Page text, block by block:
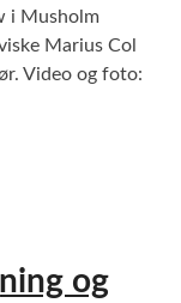
i Musholm
Marius Col
Video og foto:
og